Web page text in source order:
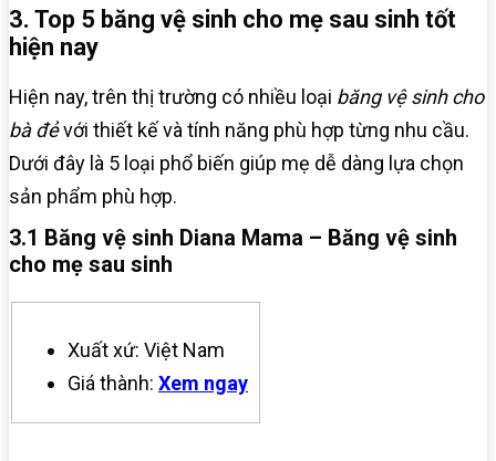
3. Top 5 băng vệ sinh cho mẹ sau sinh tốt
hiện nay
Hiện nay, trên thị trường có nhiều loại băng vệ sinh cho
bà đẻvới thiết kế và tính năng phù hợp từng nhu cầu.
Dưới đây là 5 loại phổ biến giúp mẹ dễ dàng lựa chọn
sản phẩm phù hợp.
3.1 Băng vệ sinh Diana Mama – Băng vệ sinh
cho mẹ sau sinh
Xuất xứ: Việt Nam
Giá thành: Xem ngay